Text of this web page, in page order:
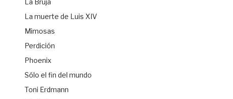
La Bruja
La muerte de Luis XIV
Mimosas
Perdición
Phoenix
Sólo el fin del mundo
Toni Erdmann